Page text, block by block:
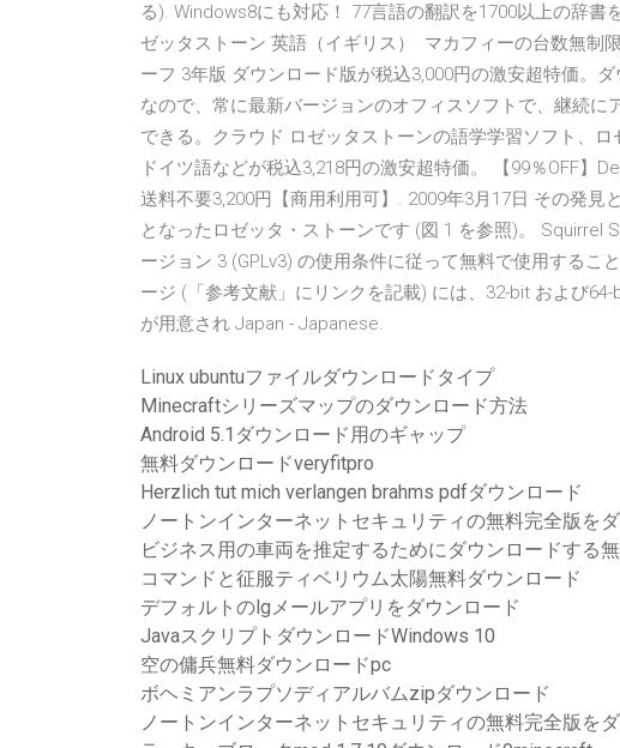
る). Windows8にも対応！ 77言語の翻訳を1700以上の辞
ゼッタストーン 英語（イギリス） マカフィーの台数無制
ーフ 3年版 ダウンロード版が税込3,000円の激安超特価。
なので、常に最新バージョンのオフィスソフトで、継続
できる。クラウド ロゼッタストーンの語学学習ソフト、
ドイツ語などが税込3,218円の激安超特価。 【99％OFF】
送料不要3,200円【商用利用可】. 2009年3月17日 その発
となったロゼッタ・ストーンです (図 1 を参照)。 Squirrel
ージョン 3 (GPLv3) の使用条件に従って無料で使用するこ
ージ (「参考文献」にリンクを記載) には、32-bit および
が用意され Japan - Japanese.
Linux ubuntuファイルダウンロードタイプ
Minecraftシリーズマップのダウンロード方法
Android 5.1ダウンロード用のギャップ
無料ダウンロードveryfitpro
Herzlich tut mich verlangen brahms pdfダウンロード
ノートンインターネットセキュリティの無料完全版を
ビジネス用の車両を推定するためにダウンロードする
コマンドと征服ティベリウム太陽無料ダウンロード
デフォルトのlgメールアプリをダウンロード
JavaスクリプトダウンロードWindows 10
空の傭兵無料ダウンロードpc
ボヘミアンラプソディアルバムzipダウンロード
ノートンインターネットセキュリティの無料完全版を